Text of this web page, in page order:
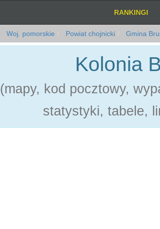
RANKINGI
Woj. pomorskie Powiat chojnicki Gmina
Kolonia
(mapy, kod pocztowy,
statystyki, tabele,